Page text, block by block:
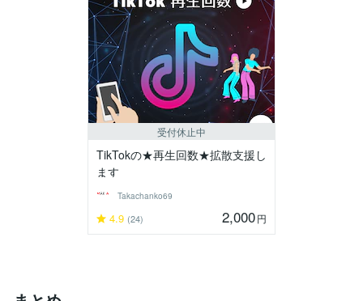
受付休止中
TikTokの★再生回数★拡散支援し
ます
Takachanko69
4.9 (24) 2,000円